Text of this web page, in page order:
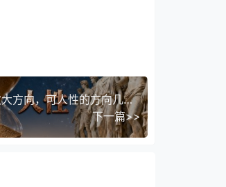
付费文章：美联储几年变一次大方向，可人性的方向几千年都不变
下一篇>>